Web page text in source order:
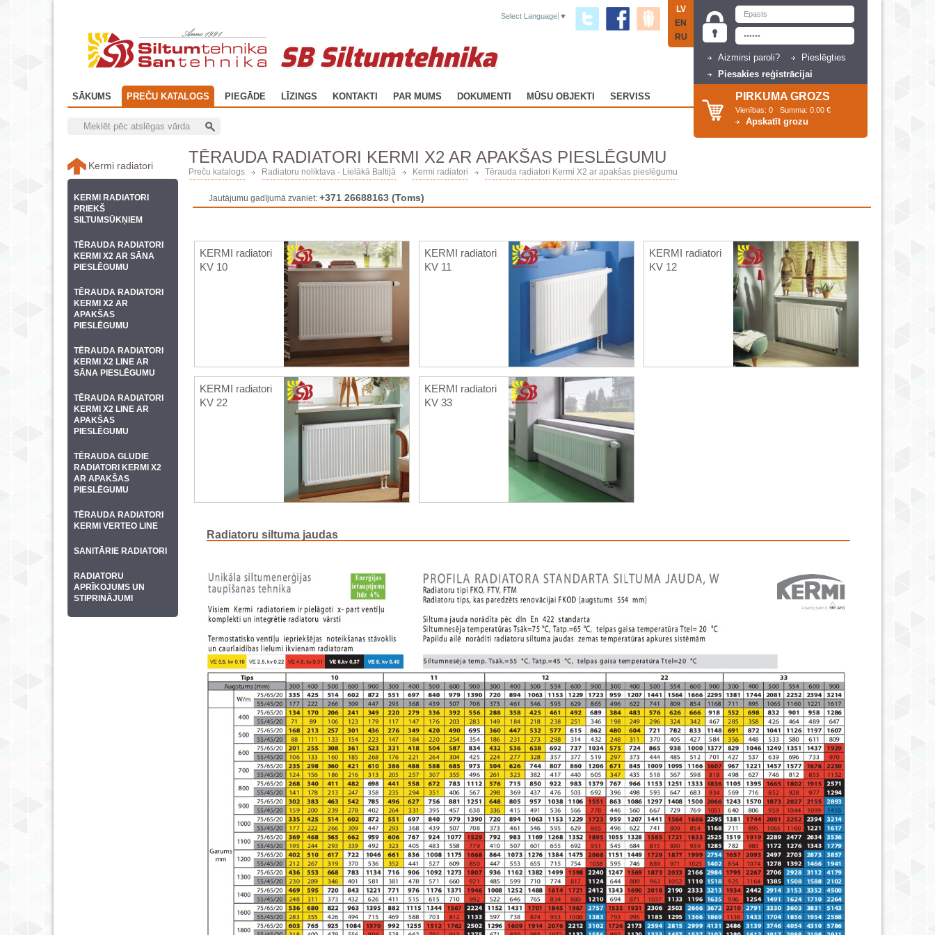
Aizmirsi paroli?
Pieslēgties
Piesakies reģistrācijai
PIRKUMA GROZS
Vienības: 0 Summa: 0.00 €
Apskatīt grozu
SB Siltumtehnika
LV
EN
RU
SĀKUMS PREČU KATALOGS PIEGĀDE LĪZINGS KONTAKTI PAR MUMS DOKUMENTI MŪSU OBJEKTI SERVISS
Select Language ▼
TĒRAUDA RADIATORI KERMI X2 AR APAKŠAS PIESLĒGUMU
Preču katalogs Radiatoru noliktava - Lielākā Baltijā Kermi radiatori Tērauda radiatori Kermi X2 ar apakšas pieslēgumu
Jautājumu gadījumā zvaniet: +371 26688163 (Toms)
KERMI radiatori
KV 10
KERMI radiatori
KV 11
KERMI radiatori
KV 12
KERMI radiatori
KV 22
KERMI radiatori
KV 33
Radiatoru siltuma jaudas
Kermi radiatori
KERMI RADIATORI
PRIEKŠ
SILTUMSŪKŅIEM
TĒRAUDA RADIATORI
KERMI X2 AR SĀNA
PIESLĒGUMU
TĒRAUDA RADIATORI
KERMI X2 AR
APAKŠAS
PIESLĒGUMU
TĒRAUDA RADIATORI
KERMI X2 LINE AR
SĀNA PIESLĒGUMU
TĒRAUDA RADIATORI
KERMI X2 LINE AR
APAKŠAS
PIESLĒGUMU
TĒRAUDA GLUDIE
RADIATORI KERMI X2
AR APAKŠAS
PIESLĒGUMU
TĒRAUDA RADIATORI
KERMI VERTEO LINE
SANITĀRIE RADIATORI
RADIATORU
APRĪKOJUMS UN
STIPRINĀJUMI